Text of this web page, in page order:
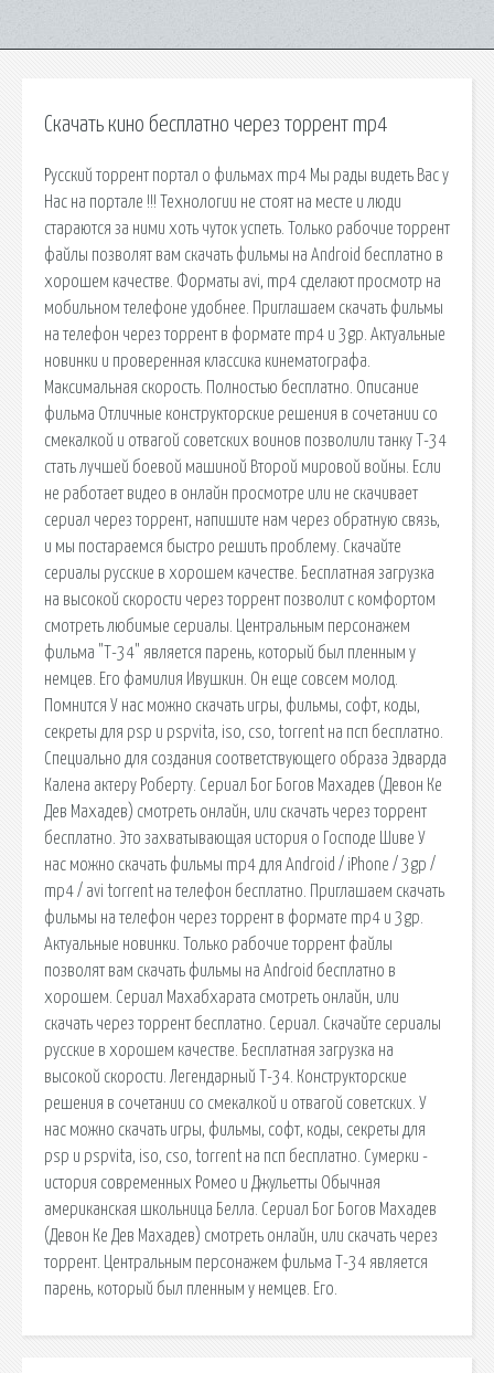
Скачать кино бесплатно через торрент mp4
Русский торрент портал о фильмах mp4 Мы рады видеть Вас у
Нас на портале !!! Технологии не стоят на месте и люди
стараются за ними хоть чуток успеть. Только рабочие торрент
файлы позволят вам скачать фильмы на Android бесплатно в
хорошем качестве. Форматы avi, mp4 сделают просмотр на
мобильном телефоне удобнее. Приглашаем скачать фильмы
на телефон через торрент в формате mp4 и 3gp. Актуальные
новинки и проверенная классика кинематографа.
Максимальная скорость. Полностью бесплатно. Описание
фильма Отличные конструкторские решения в сочетании со
смекалкой и отвагой советских воинов позволили танку Т-34
стать лучшей боевой машиной Второй мировой войны. Если
не работает видео в онлайн просмотре или не скачивает
сериал через торрент, напишите нам через обратную связь,
и мы постараемся быстро решить проблему. Скачайте
сериалы русские в хорошем качестве. Бесплатная загрузка
на высокой скорости через торрент позволит с комфортом
смотреть любимые сериалы. Центральным персонажем
фильма "Т-34" является парень, который был пленным у
немцев. Его фамилия Ивушкин. Он еще совсем молод.
Помнится У нас можно скачать игры, фильмы, софт, коды,
секреты для psp и pspvita, iso, cso, torrent на псп бесплатно.
Специально для создания соответствующего образа Эдварда
Калена актеру Роберту. Сериал Бог Богов Махадев (Девон Ке
Дев Махадев) смотреть онлайн, или скачать через торрент
бесплатно. Это захватывающая история о Господе Шиве У
нас можно скачать фильмы mp4 для Android / iPhone / 3gp /
mp4 / avi torrent на телефон бесплатно. Приглашаем скачать
фильмы на телефон через торрент в формате mp4 и 3gp.
Актуальные новинки. Только рабочие торрент файлы
позволят вам скачать фильмы на Android бесплатно в
хорошем. Сериал Махабхарата смотреть онлайн, или
скачать через торрент бесплатно. Сериал. Скачайте сериалы
русские в хорошем качестве. Бесплатная загрузка на
высокой скорости. Легендарный Т-34. Конструкторские
решения в сочетании со смекалкой и отвагой советских. У
нас можно скачать игры, фильмы, софт, коды, секреты для
psp и pspvita, iso, cso, torrent на псп бесплатно. Сумерки -
история современных Ромео и Джульетты Обычная
американская школьница Белла. Сериал Бог Богов Махадев
(Девон Ке Дев Махадев) смотреть онлайн, или скачать через
торрент. Центральным персонажем фильма Т-34 является
парень, который был пленным у немцев. Его.